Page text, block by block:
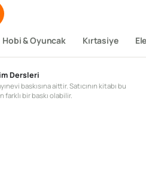
Hobi & Oyuncak Kırtasiye
Dersleri
baskısına aittir. Satıcının kitabı bu
farklı bir baskı olabilir.